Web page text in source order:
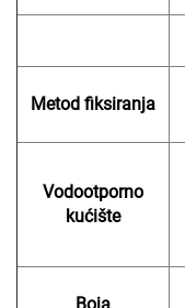
Metod fiksiranja
Vodootporno
kućište
Boja